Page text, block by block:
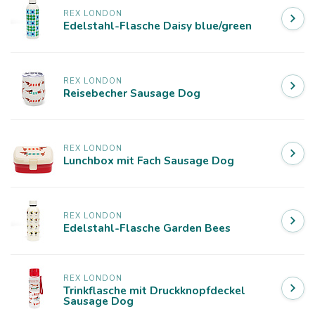
REX LONDON
Edelstahl-Flasche Daisy blue/green
REX LONDON
Reisebecher Sausage Dog
REX LONDON
Lunchbox mit Fach Sausage Dog
REX LONDON
Edelstahl-Flasche Garden Bees
REX LONDON
Trinkflasche mit Druckknopfdeckel
Sausage Dog